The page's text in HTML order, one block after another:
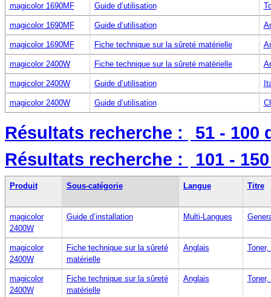
magicolor 1690MF Guide d’utilisation
magicolor 1690MF Guide d’utilisation
magicolor 1690MF Fiche technique sur la sûreté matérielle
magicolor 2400W Fiche technique sur la sûreté matérielle
magicolor 2400W Guide d’utilisation
magicolor 2400W Guide d’utilisation
Résultats recherche : 51 - 100
Résultats recherche :
101 -
Produit Sous-catégorie Langue Titre
magicolor
2400W
Guide d’installation Multi-Langues
magicolor
2400W
Fiche technique sur la sûreté
matérielle
Anglais Toner,
magicolor
2400W
Fiche technique sur la sûreté
matérielle
Anglais